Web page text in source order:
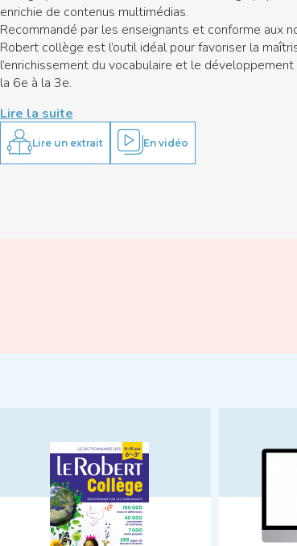
enrichie de contenus multimédias.
Recommandé par les enseignants et conforme aux
Robert collège est l’outil idéal pour favoriser la
l’enrichissement du vocabulaire et le
la 6e à la 3e.
Lire la suite
Lire un extrait En vidéo